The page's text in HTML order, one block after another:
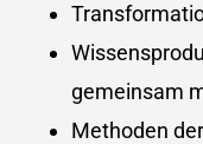
gemeinsam
Methoden